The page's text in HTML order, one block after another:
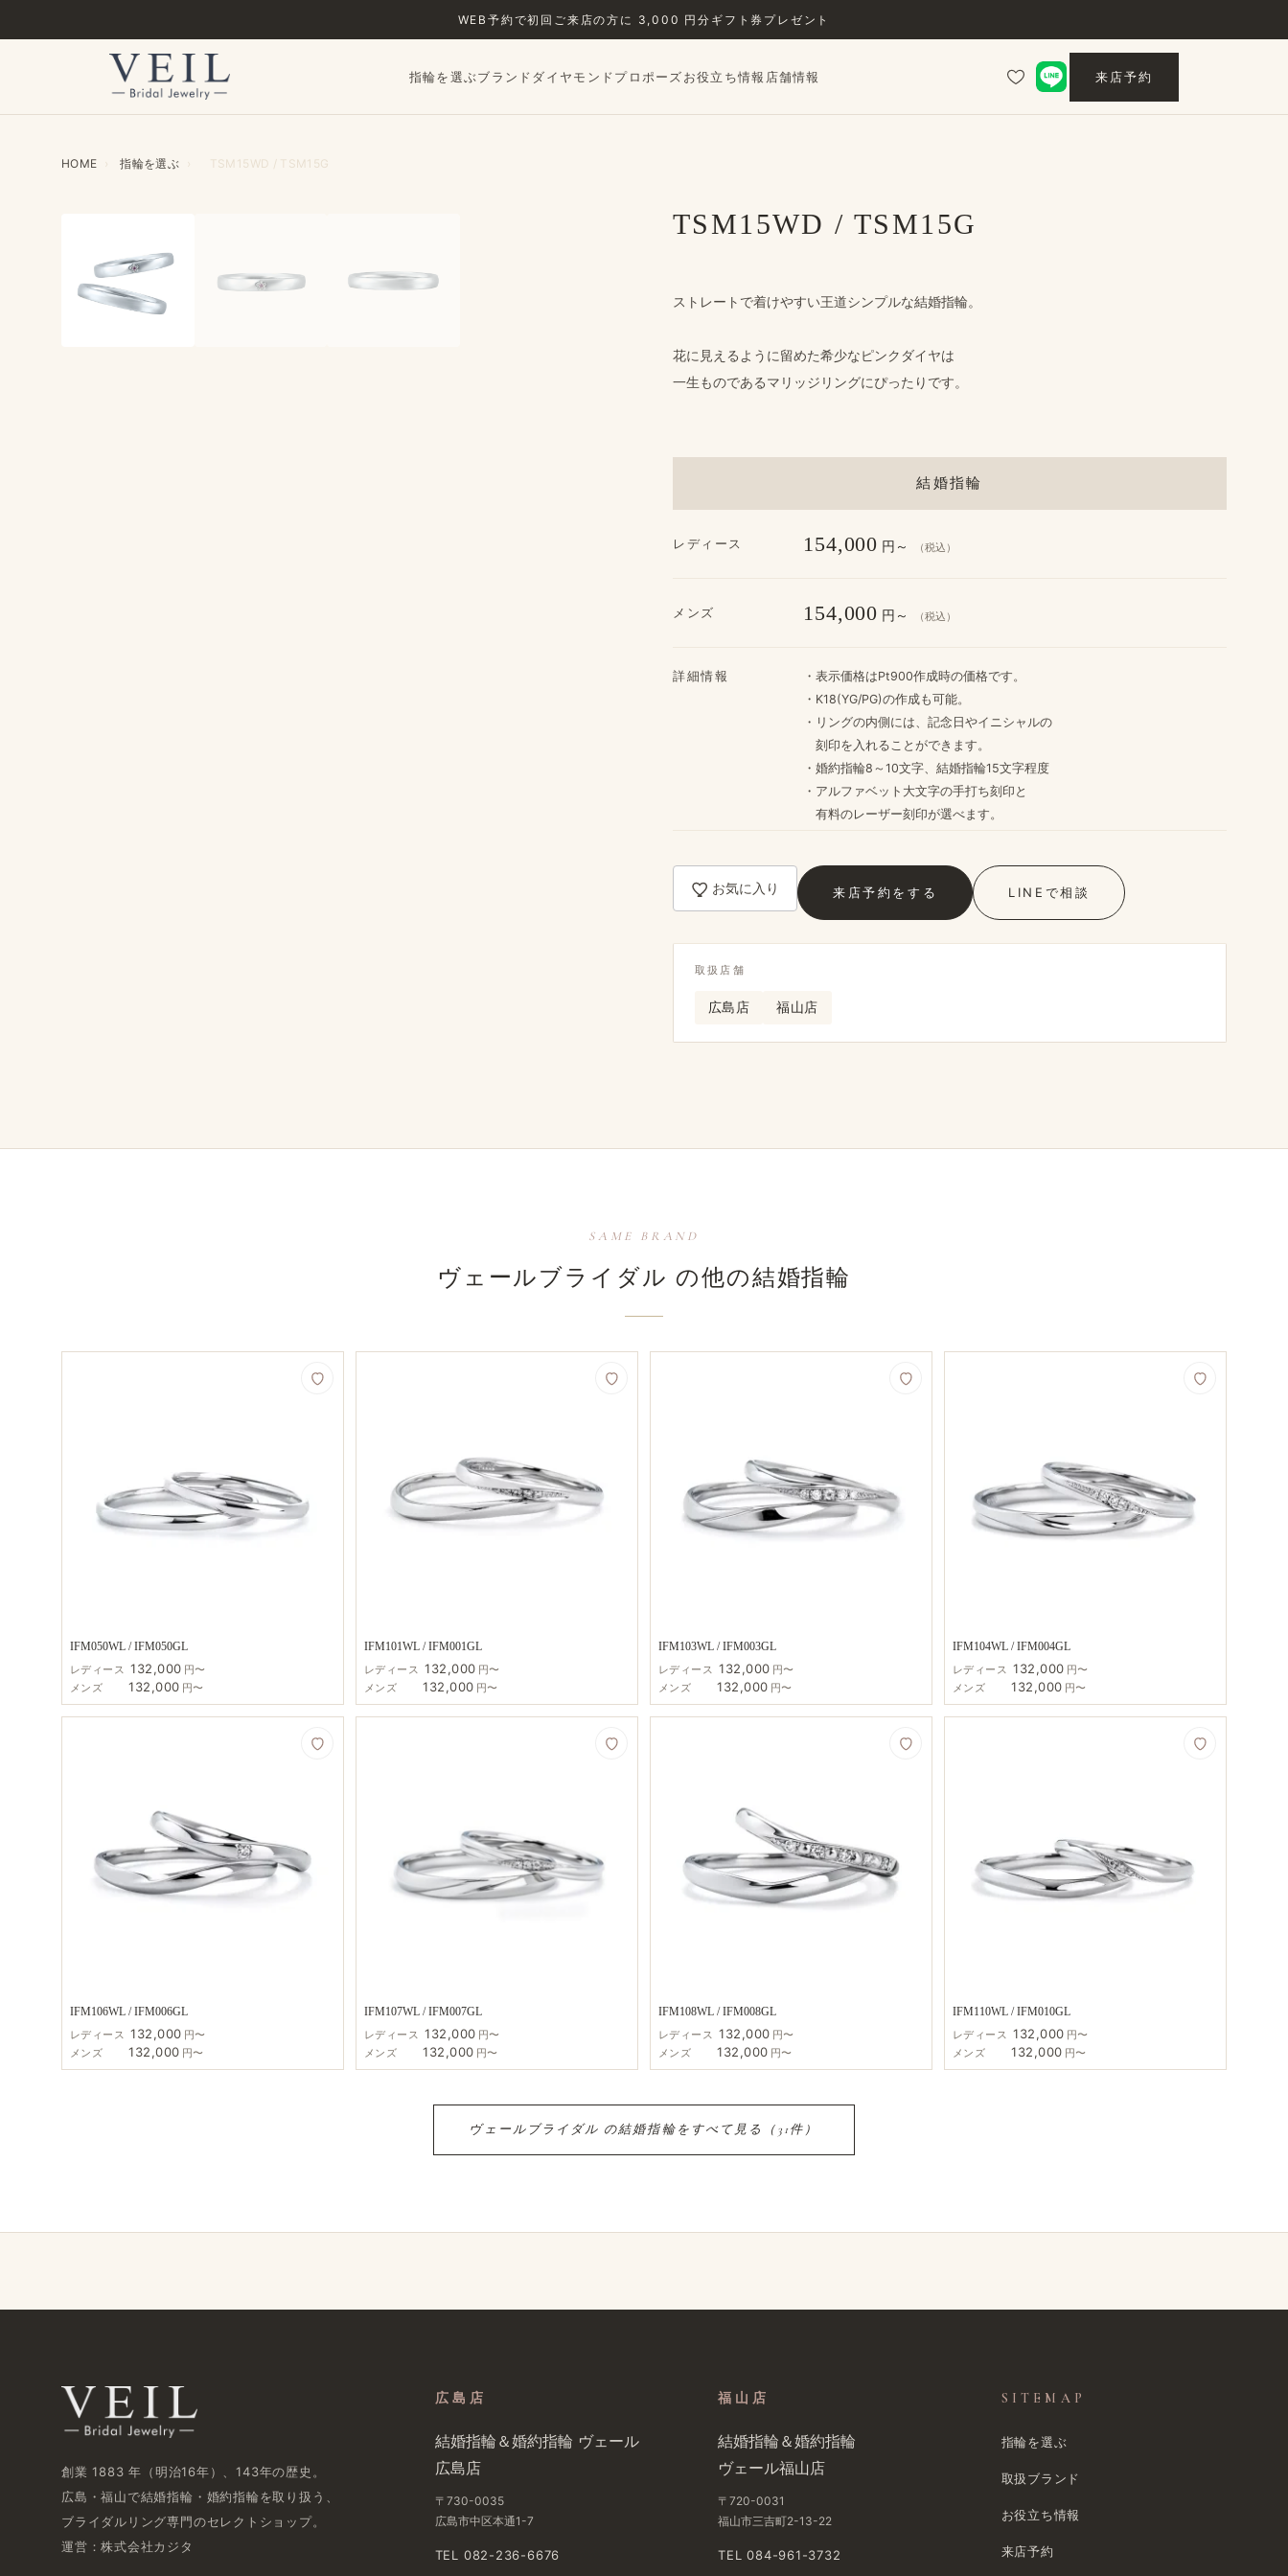
WEB予約で​初回ご来店の​方に​ 3,000 円分ギフト券プレゼント
指輪を選ぶブランドダイヤモンドプロポーズお役立ち情報 店舗情報 来店予約
HOME › 指輪を​選ぶ › TSM15WD / TSM15G
TSM15WD / TSM15G
取扱店舗
広島店 福山店
結婚指輪
レディース 154,000 円～ （税込）
メンズ 154,000 円～ （税込）
詳細情報
・​表示価格は​Pt900作成時の​価格です。
・K18(YG/PG)の​作成も​可能。
・リングの​内側には、​記念日や​イニシャルの
刻印を​入れる​ことができます。
・婚約指輪8～10文字、​結婚​指輪15文字程度
・アルファベット大文字の​手打ち刻印と
​有料の​レーザー刻印が​選べます。
ストレートで​着けやすい​王道シンプルな​結婚指輪。
花に​見えるように​留めた​希少な​ピンクダイヤは
一生ものである​マリッジリングに​ぴったりです。
お気に入り 来店予約を​する LINEで​相談
SAME BRAND
ヴェールブライダル の​他の​結婚​指輪
IFM050WL / IFM050GL
レディース 132,000 円〜
メンズ
132,000 円〜
IFM101WL / IFM001GL
レディース 132,000 円〜
メンズ
132,000 円〜
IFM103WL / IFM003GL
レディース 132,000 円〜
メンズ
132,000 円〜
IFM104WL / IFM004GL
レディース 132,000 円〜
メンズ
132,000 円〜
IFM106WL / IFM006GL
レディース 132,000 円〜
メンズ
132,000 円〜
IFM107WL / IFM007GL
レディース 132,000 円〜
メンズ
132,000 円〜
IFM108WL / IFM008GL
レディース 132,000 円〜
メンズ
132,000 円〜
IFM110WL / IFM010GL
レディース 132,000 円〜
メンズ
132,000 円〜
ヴェールブライダル の​結婚​指輪を​すべて​見る​（31件）
創業 1883 年​（明治16年）、​143年の​歴史。
広島・福山で​結婚指輪・婚約指輪を​取り扱う、​
ブライダルリング専門の​セレクトショップ。
運営：株式会社カジタ
広島店
結婚​指輪＆婚約指輪 ヴェール​
広島店
〒730-0035
広島市中区本通1-7
TEL 082-236-6676
福山店
結婚​指輪＆婚約指輪
ヴェール福山店
〒720-0031
福山市三吉町2-13-22
TEL 084-961-3732
SITEMAP
指輪を選ぶ
取扱ブランド
お役立ち情報
来店予約